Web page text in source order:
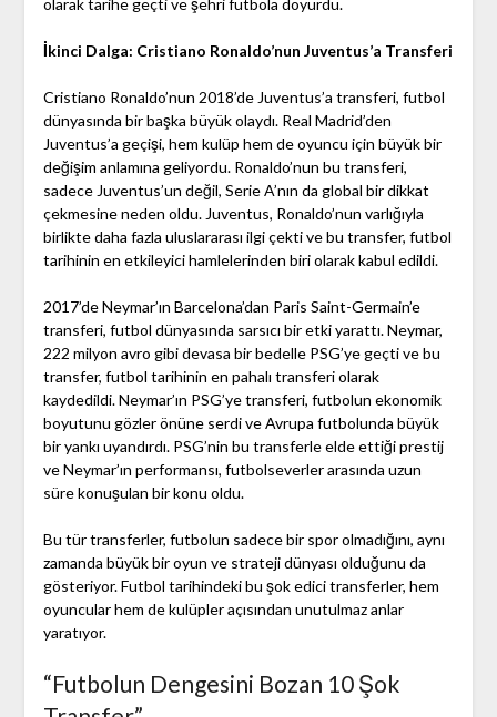
olarak tarihe geçti ve şehri futbola doyurdu.
İkinci Dalga: Cristiano Ronaldo’nun Juventus’a Transferi
Cristiano Ronaldo’nun 2018’de Juventus’a transferi, futbol
dünyasında bir başka büyük olaydı. Real Madrid’den
Juventus’a geçişi, hem kulüp hem de oyuncu için büyük bir
değişim anlamına geliyordu. Ronaldo’nun bu transferi,
sadece Juventus’un değil, Serie A’nın da global bir dikkat
çekmesine neden oldu. Juventus, Ronaldo’nun varlığıyla
birlikte daha fazla uluslararası ilgi çekti ve bu transfer, futbol
tarihinin en etkileyici hamlelerinden biri olarak kabul edildi.
2017’de Neymar’ın Barcelona’dan Paris Saint-Germain’e
transferi, futbol dünyasında sarsıcı bir etki yarattı. Neymar,
222 milyon avro gibi devasa bir bedelle PSG’ye geçti ve bu
transfer, futbol tarihinin en pahalı transferi olarak
kaydedildi. Neymar’ın PSG’ye transferi, futbolun ekonomik
boyutunu gözler önüne serdi ve Avrupa futbolunda büyük
bir yankı uyandırdı. PSG’nin bu transferle elde ettiği prestij
ve Neymar’ın performansı, futbolseverler arasında uzun
süre konuşulan bir konu oldu.
Bu tür transferler, futbolun sadece bir spor olmadığını, aynı
zamanda büyük bir oyun ve strateji dünyası olduğunu da
gösteriyor. Futbol tarihindeki bu şok edici transferler, hem
oyuncular hem de kulüpler açısından unutulmaz anlar
yaratıyor.
“Futbolun Dengesini Bozan 10 Şok